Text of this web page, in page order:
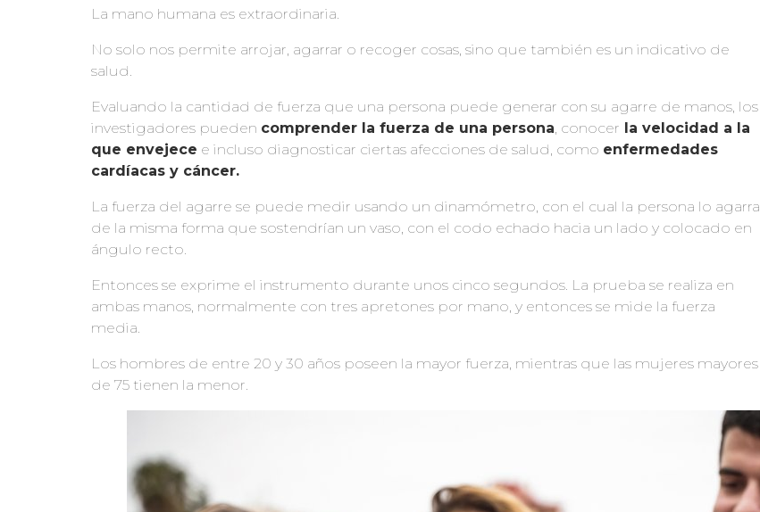
La mano humana es extraordinaria.
No solo nos permite arrojar, agarrar o recoger cosas, sino que también es un indicativo de
salud.
Evaluando la cantidad de fuerza que una persona puede generar con su agarre de manos, los
investigadores pueden comprender la fuerza de una persona, conocer la velocidad a la
que envejece e incluso diagnosticar ciertas afecciones de salud, como enfermedades
cardíacas y cáncer.
La fuerza del agarre se puede medir usando un dinamómetro, con el cual la persona lo agarra
de la misma forma que sostendrían un vaso, con el codo echado hacia un lado y colocado en
ángulo recto.
Entonces se exprime el instrumento durante unos cinco segundos. La prueba se realiza en
ambas manos, normalmente con tres apretones por mano, y entonces se mide la fuerza
media.
Los hombres de entre 20 y 30 años poseen la mayor fuerza, mientras que las mujeres mayores
de 75 tienen la menor.